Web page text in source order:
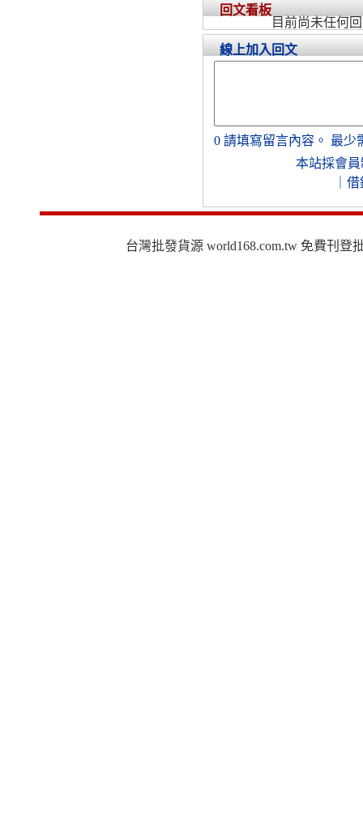
回文看板
目前尚未任何
線上加入回文
0 請填寫留言內容。 最少
本站採會員
借
台灣批發貨源 world168.com.tw 免費刊登